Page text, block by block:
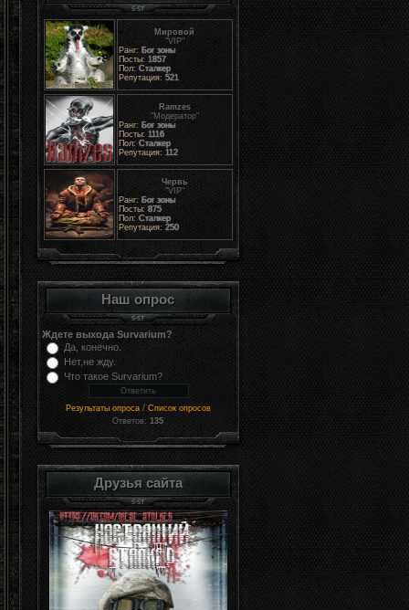
Мировой
"VIP"
Ранг: Бог зоны
Посты: 1857
Пол: Сталкер
Репутация: 521
Ramzes
"Модератор"
Ранг: Бог зоны
Посты: 1116
Пол: Сталкер
Репутация: 112
Червь
"VIP"
Ранг: Бог зоны
Посты: 875
Пол: Сталкер
Репутация: 250
Наш опрос
Ждете выхода Survarium?
Да, конечно.
Нет,не жду.
Что такое Survarium?
Результаты опроса / Список опросов
Ответов:135
Друзья сайта